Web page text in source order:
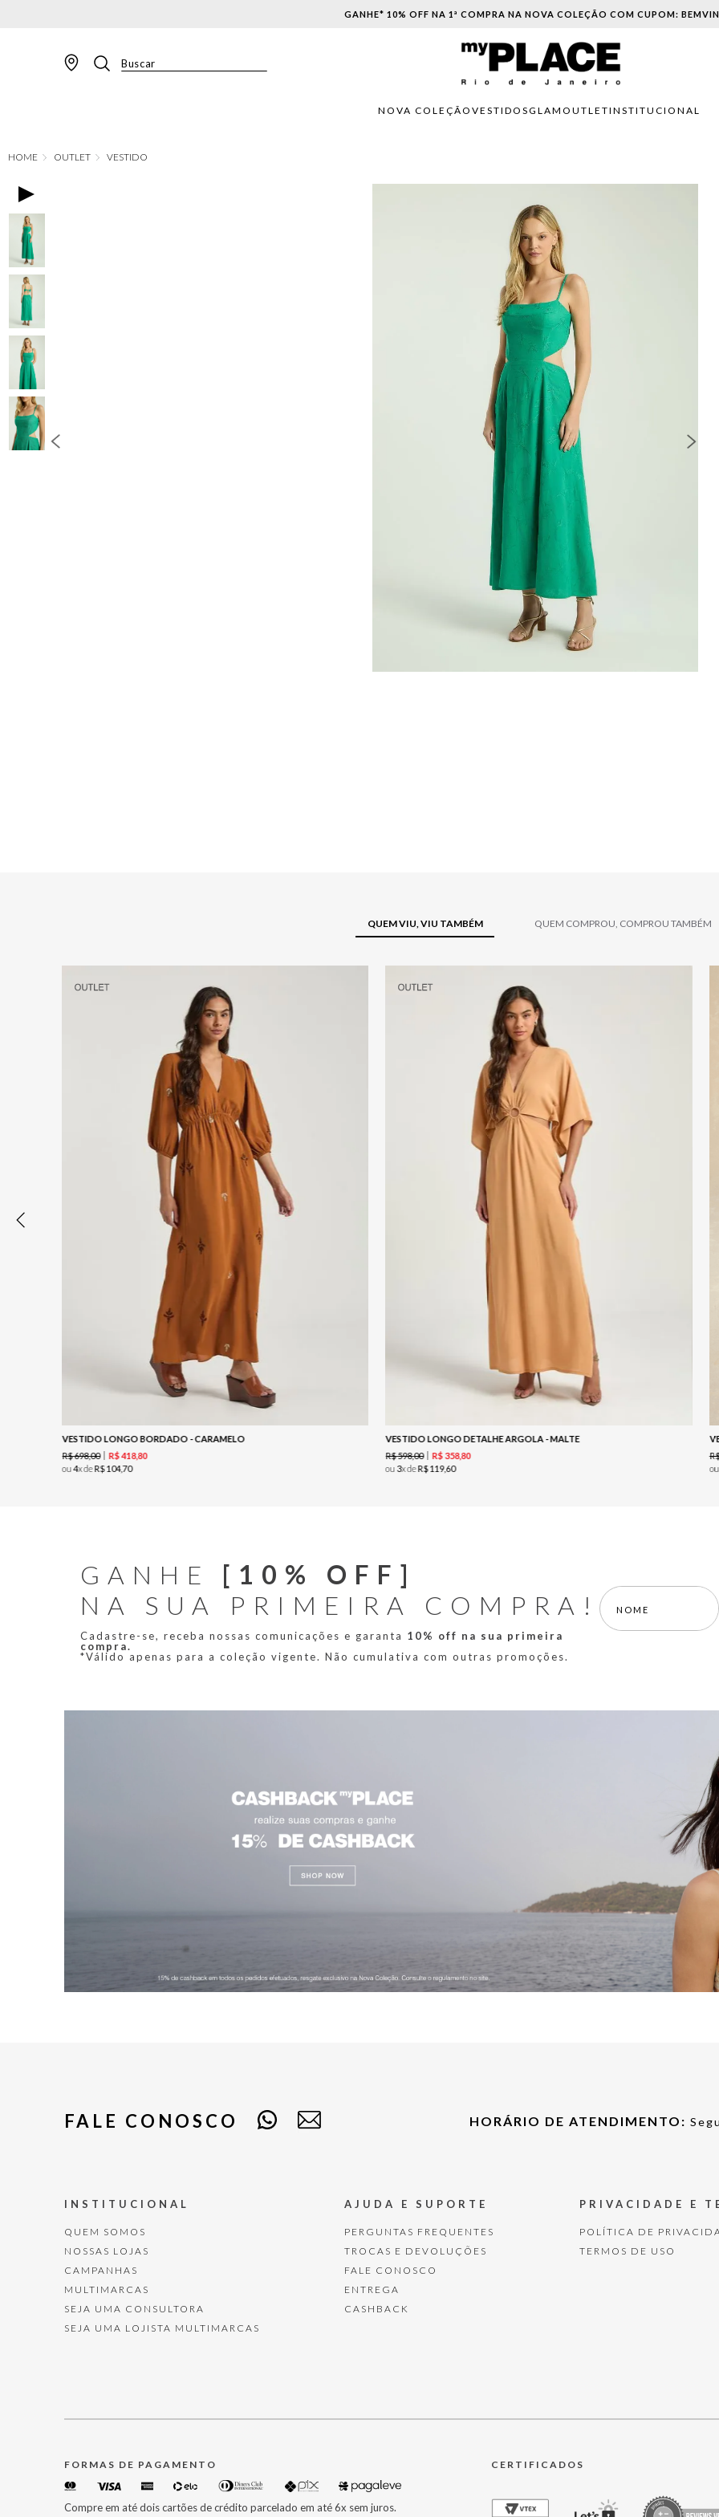
PARCELAMENTO EM ATÉ 6X SEM JUROS. APROVEITE!
Buscar
NOVA COLEÇÃO VESTIDOSGLAM OUTLETINSTITUCIONAL
OUTLET VESTIDO
QUEM VIU, VIU TAMBÉM QUEM COMPROU, COMPROU TAMBÉM
VESTIDO LONGO BORDADO - CARAMELO
R$698,00 R$ 418,80
ou4x deR$104,70
VESTIDO LONGO DETALHE ARGOLA - MALTE
R$598,00 R$ 358,80
ou 3x deR$119,60
ou
GANHE [10% OFF]
NA SUA PRIMEIRA COMPRA!
Cadastre-se, receba nossas comunicações e garanta 10% off na sua primeira
compra.
*Válido apenas para a coleção vigente. Não cumulativa com outras promoções.
FALE CONOSCO HORÁRIO DE ATENDIMENTO:
INSTITUCIONAL
QUEM SOMOS
NOSSAS LOJAS
CAMPANHAS
MULTIMARCAS
SEJA UMA CONSULTORA
SEJA UMA LOJISTA MULTIMARCAS
AJUDA E SUPORTE
PERGUNTAS FREQUENTES
TROCAS E DEVOLUÇÕES
FALE CONOSCO
ENTREGA
CASHBACK
PRIVACIDADE E
POLÍTICA DE
TERMOS DE USO
FORMAS DE PAGAMENTO
Compre em até dois cartões de crédito parcelado em até 6x sem juros.
CERTIFICADOS